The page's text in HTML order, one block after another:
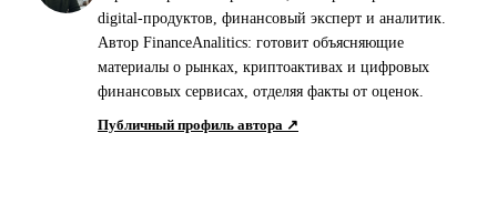
Сергей Перев — маркетолог, эксперт по развитию
digital-продуктов, финансовый эксперт и аналитик.
Автор FinanceAnalitics: готовит объясняющие
материалы о рынках, криптоактивах и цифровых
финансовых сервисах, отделяя факты от оценок.